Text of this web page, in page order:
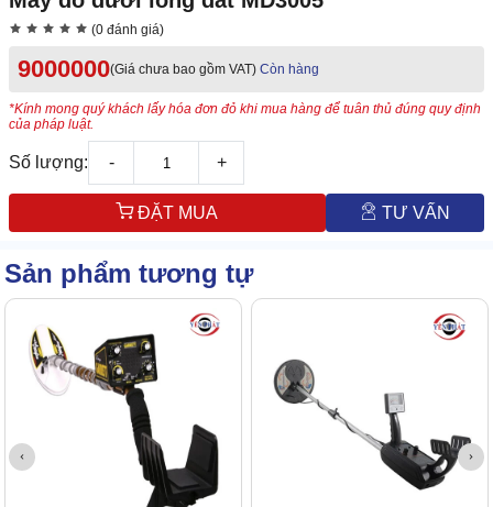
(0 đánh giá)
9000000(Giá chưa bao gồm VAT) Còn hàng
*Kính mong quý khách lấy hóa đơn đỏ khi mua hàng để tuân thủ đúng quy định
của pháp luật.
Số lượng: - +
ĐẶT MUA TƯ VẤN
Sản phẩm tương tự